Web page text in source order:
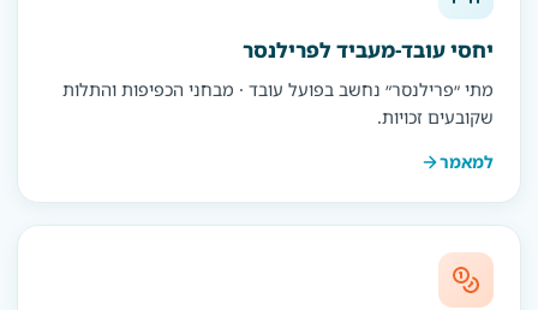
יחסי עובד-מעביד לפרילנסר
מתי ״פרילנסר״ נחשב בפועל עובד · מבחני הכפיפות והתלות
שקובעים זכויות.
למאמר